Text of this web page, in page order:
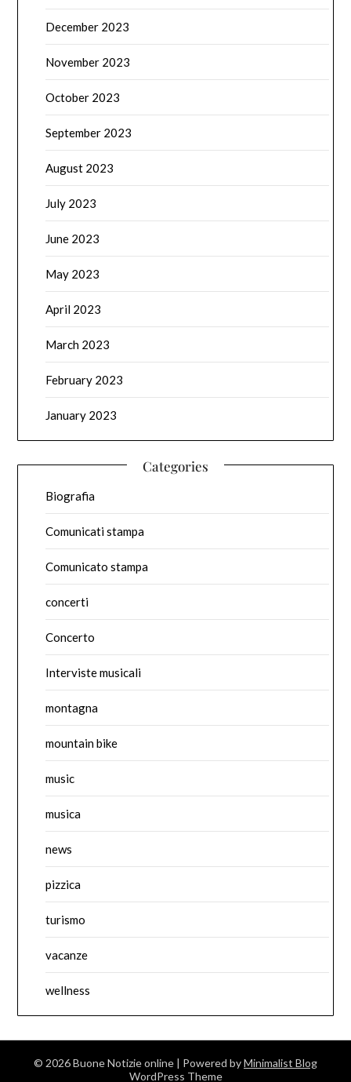
December 2023
November 2023
October 2023
September 2023
August 2023
July 2023
June 2023
May 2023
April 2023
March 2023
February 2023
January 2023
Categories
Biografia
Comunicati stampa
Comunicato stampa
concerti
Concerto
Interviste musicali
montagna
mountain bike
music
musica
news
pizzica
turismo
vacanze
wellness
© 2026 Buone Notizie online | Powered byMinimalist Blog
WordPress Theme